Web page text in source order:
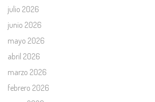
julio 2026
junio 2026
mayo 2026
abril 2026
marzo 2026
febrero 2026